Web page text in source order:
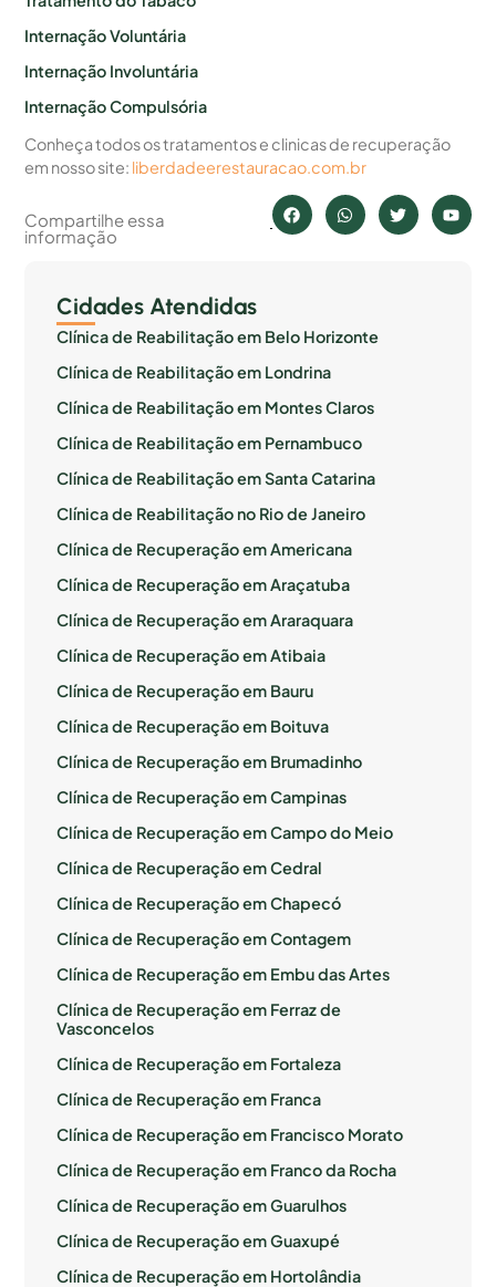
Internação Voluntária
Internação Involuntária
Internação Compulsória
Conheça todos os tratamentos e clinicas de recuperação
em nosso site: liberdadeerestauracao.com.br
Compartilhe essa
informação
Cidades Atendidas
Clínica de Reabilitação em Belo Horizonte
Clínica de Reabilitação em Londrina
Clínica de Reabilitação em Montes Claros
Clínica de Reabilitação em Pernambuco
Clínica de Reabilitação em Santa Catarina
Clínica de Reabilitação no Rio de Janeiro
Clínica de Recuperação em Americana
Clínica de Recuperação em Araçatuba
Clínica de Recuperação em Araraquara
Clínica de Recuperação em Atibaia
Clínica de Recuperação em Bauru
Clínica de Recuperação em Boituva
Clínica de Recuperação em Brumadinho
Clínica de Recuperação em Campinas
Clínica de Recuperação em Campo do Meio
Clínica de Recuperação em Cedral
Clínica de Recuperação em Chapecó
Clínica de Recuperação em Contagem
Clínica de Recuperação em Embu das Artes
Clínica de Recuperação em Ferraz de
Vasconcelos
Clínica de Recuperação em Fortaleza
Clínica de Recuperação em Franca
Clínica de Recuperação em Francisco Morato
Clínica de Recuperação em Franco da Rocha
Clínica de Recuperação em Guarulhos
Clínica de Recuperação em Guaxupé
Clínica de Recuperação em Hortolândia